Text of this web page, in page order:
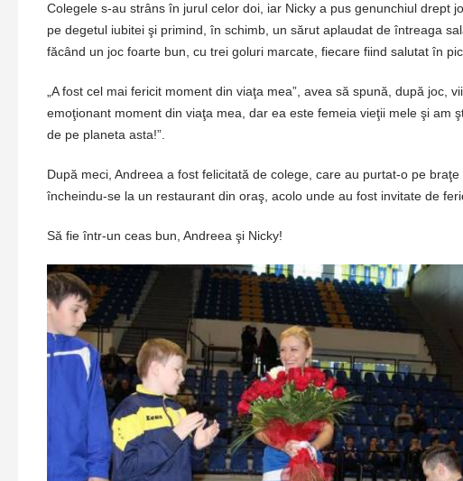
Colegele s-au strâns în jurul celor doi, iar Nicky a pus genunchiul drept
pe degetul iubitei şi primind, în schimb, un sărut aplaudat de întreaga
făcând un joc foarte bun, cu trei goluri marcate, fiecare fiind salutat în
„A fost cel mai fericit moment din viaţa mea”, avea să spună, după joc,
emoţionant moment din viaţa mea, dar ea este femeia vieţii mele şi am
de pe planeta asta!”.
După meci, Andreea a fost felicitată de colege, care au purtat-o pe
încheindu-se la un restaurant din oraş, acolo unde au fost invitate de
Să fie într-un ceas bun, Andreea şi Nicky!